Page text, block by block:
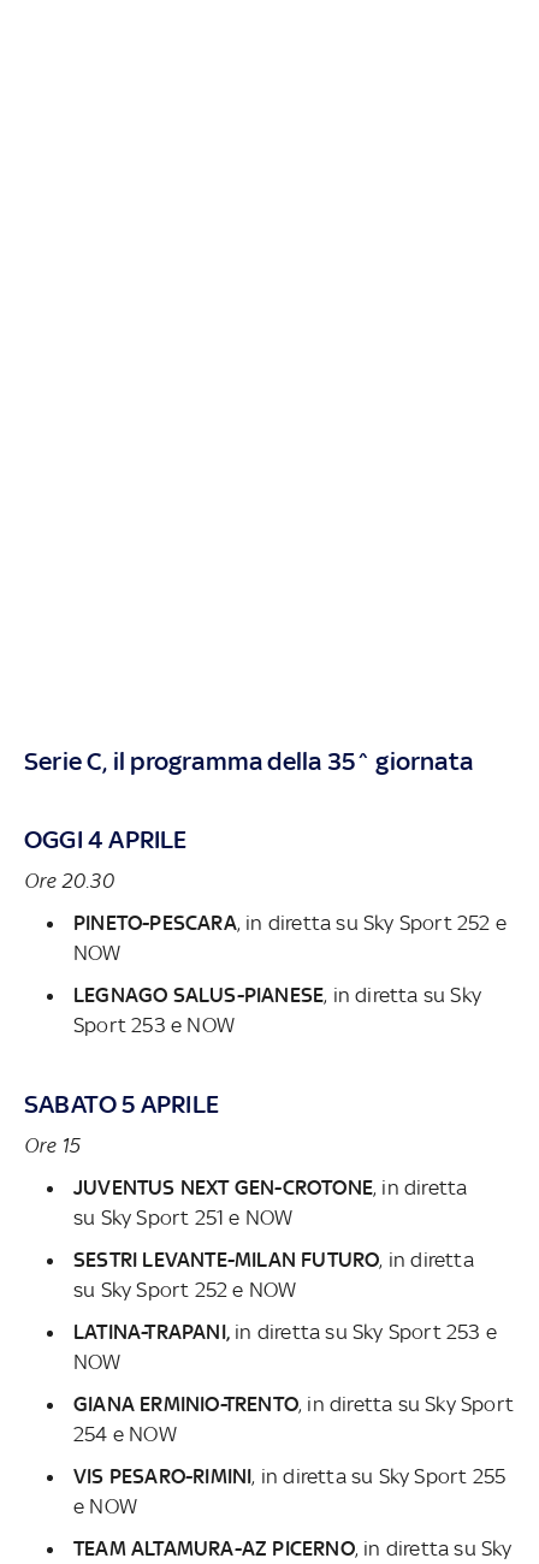
Serie C, il programma della 35^ giornata
OGGI 4 APRILE
Ore 20.30
PINETO-PESCARA, in diretta suSky Sport 252 e
NOW
LEGNAGO SALUS-PIANESE, in diretta suSky
Sport 253 e NOW
SABATO 5 APRILE
Ore 15
JUVENTUS NEXT GEN-CROTONE, in diretta
su Sky Sport 251 e NOW
SESTRI LEVANTE-MILAN FUTURO, in diretta
su Sky Sport 252 e NOW
LATINA-TRAPANI, in diretta suSky Sport 253 e
NOW
GIANA ERMINIO-TRENTO, in diretta suSky Sport
254 e NOW
VIS PESARO-RIMINI, in diretta su Sky Sport 255
e NOW
TEAM ALTAMURA-AZ PICERNO, in diretta su Sky